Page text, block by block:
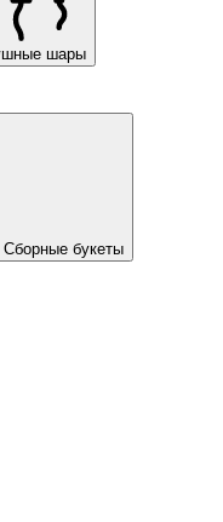
шары
Сборные букеты